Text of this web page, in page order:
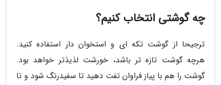
چه گوشتی انتخاب کنیم؟
ترجیحا از گوشت تکه ای و استخوان دار استفاده کنید.
هرچه گوشت تازه تر باشد، خورشت لذیذتر خواهد بود.
گوشت را هم با پیاز فراوان تفت دهید تا سفیدرنگ شود و تا